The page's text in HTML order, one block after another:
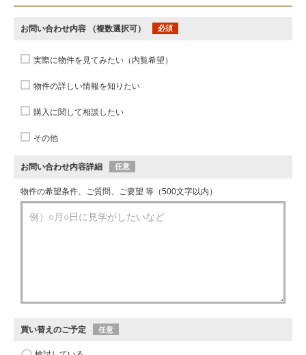
お問い合わせ内容 （複数選択可） 必須
実際に物件を見てみたい（内覧希望）
物件の詳しい情報を知りたい
購入に関して相談したい
その他
お問い合わせ内容詳細 任意
物件の希望条件、ご質問、ご要望 等（500文字以内）
買い替えのご予定 任意